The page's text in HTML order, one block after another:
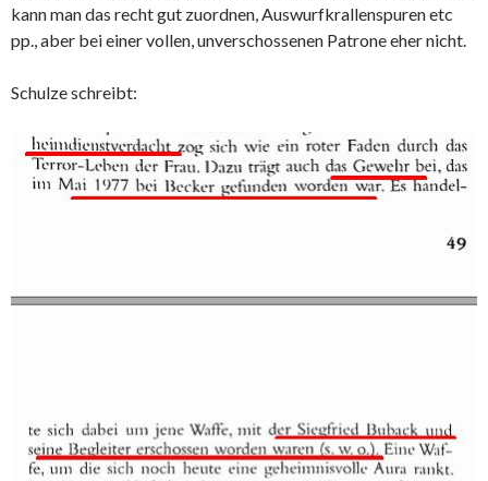
kann man das recht gut zuordnen, Auswurfkrallenspuren etc
pp., aber bei einer vollen, unverschossenen Patrone eher nicht.
Schulze schreibt: